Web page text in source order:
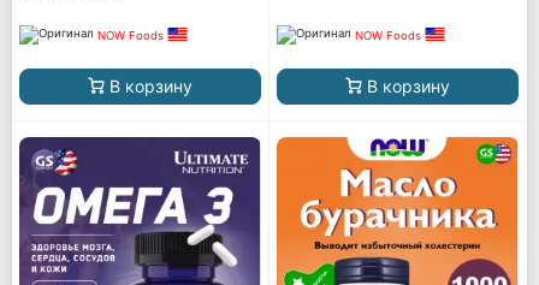
NOW Foods
В корзину
NOW Foods
В корзину